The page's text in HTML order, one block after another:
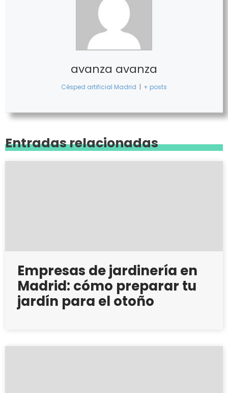
avanza avanza
Césped artificial Madrid | + posts
Entradas relacionadas
Empresas de jardinería en
Madrid: cómo preparar tu
jardín para el otoño